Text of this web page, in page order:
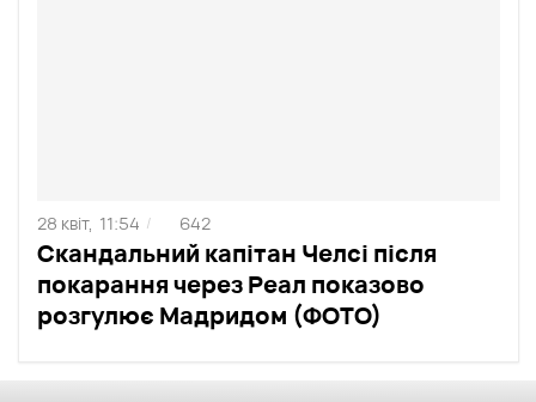
Скандальний капітан Челсі після
покарання через Реал показово
розгулює Мадридом (ФОТО)
28 квіт, 11:54 / 642